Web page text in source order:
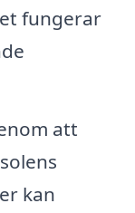
fungerar
att
kan